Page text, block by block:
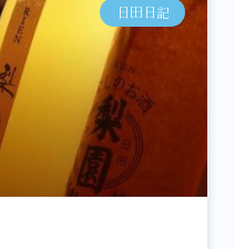
日田日記